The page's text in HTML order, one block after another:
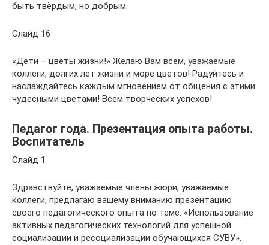
быть твёрдым, но добрым.
Слайд 16
«Дети – цветы жизни!» Желаю Вам всем, уважаемые
коллеги, долгих лет жизни и море цветов! Радуйтесь и
наслаждайтесь каждым мгновением от общения с этими
чудесными цветами! Всем творческих успехов!
Педагог года. Презентация опыта работы.
Воспитатель
Слайд 1
Здравствуйте, уважаемые члены жюри, уважаемые
коллеги, предлагаю вашему вниманию презентацию
своего педагогического опыта по теме: «Использование
активных педагогических технологий для успешной
социализации и ресоциализации обучающихся СУВУ».